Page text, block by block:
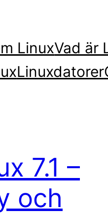
LinuxVad är
Linuxdatorer
7.1 –
och